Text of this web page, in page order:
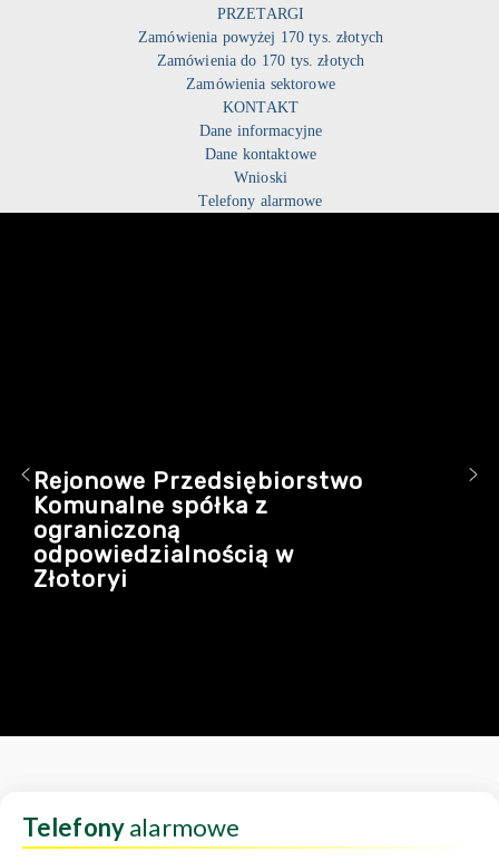
PRZETARGI
Zamówienia powyżej 170 tys. złotych
Zamówienia do 170 tys. złotych
Zamówienia sektorowe
KONTAKT
Dane informacyjne
Dane kontaktowe
Wnioski
Telefony alarmowe
Rejonowe Przedsiębiorstwo
Komunalne spółka z
ograniczoną
odpowiedzialnością w
Złotoryi
Telefonyalarmowe